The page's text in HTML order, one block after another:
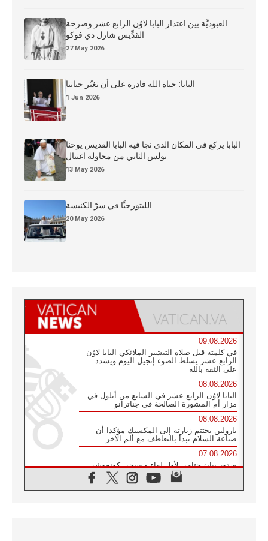
العبوديَّة بين اعتذار البابا لاوُن الرابع عشر وصرخة
القدِّيس شارل دي فوكو
27 May 2026
البابا: حياة الله قادرة على أن تغيّر حياتنا
1 Jun 2026
البابا يركع في المكان الذي نجا فيه البابا القديس يوحنا
بولس الثاني من محاولة اغتيال
13 May 2026
الليتورجيَّا في سرّ الكنيسة
20 May 2026
09.08.2026
في كلمته قبل صلاة التبشير الملائكي البابا لاوُن
الرابع عشر يسلط الضوء إنجيل اليوم ويشدد
على الثقة بالله
08.08.2026
البابا لاوُن الرابع عشر في السابع من أيلول في
مزار أم المشورة الصالحة في جناتزانو
08.08.2026
بارولين يختتم زيارته إلى المكسيك مؤكدا أن
صناعة السلام تبدأ بالتعاطف مع ألم الآخر
07.08.2026
صدور بيان ختامي لأول لقاء مسيحي كونفوشي
بمشاركة الدائرة الفاتيكانية للحوار بين الأديان
07.08.2026